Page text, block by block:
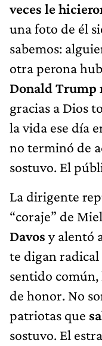
veces le
una foto de él
sabemos:
otra perona
Donald Trump
gracias a Dios
la vida ese día
no terminó de
sostuvo. El
La dirigente
“coraje” de
Davos y alentó
te digan radical
sentido
de honor. No
patriotas que
sostuvo. El